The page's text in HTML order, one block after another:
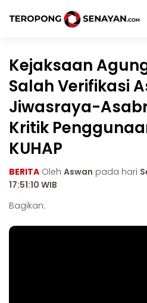
Kejaksaan
Salah Verifikasi
Jiwasraya-
Kritik
KUHAP
BERITA Oleh Aswan pada hari
17:51:10 WIB
Bagikan: